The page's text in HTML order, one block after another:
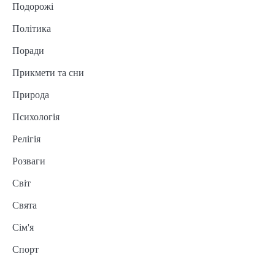
Подорожі
Політика
Поради
Прикмети та сни
Природа
Психологія
Релігія
Розваги
Світ
Свята
Сім'я
Спорт